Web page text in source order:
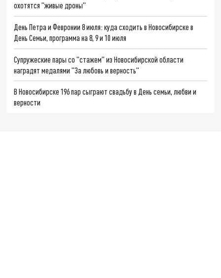
охотятся "живые дроны"
День Петра и Февронии 8 июля: куда сходить в Новосибирске в
День Семьи, программа на 8, 9 и 10 июля
Супружеские пары со "стажем" из Новосибирской области
наградят медалями "За любовь и верность"
В Новосибирске 196 пар сыграют свадьбу в День семьи, любви и
верности